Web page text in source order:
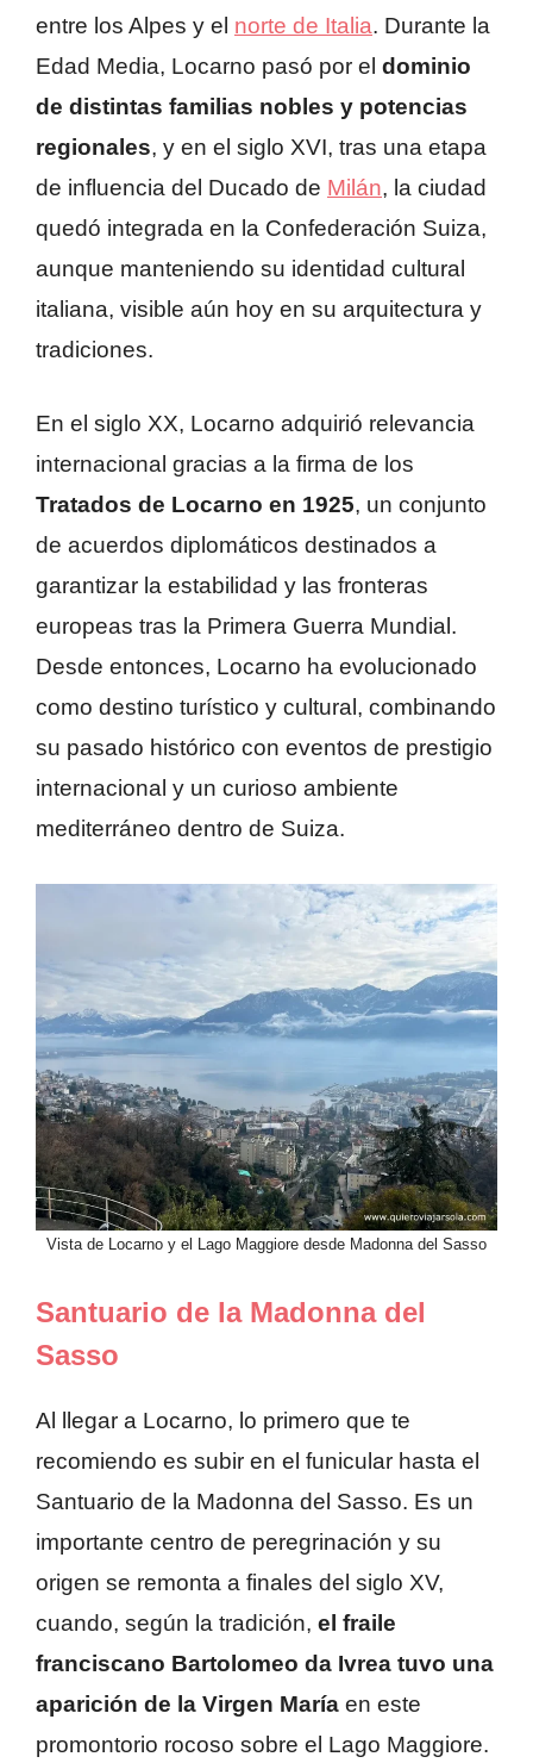
entre los Alpes y el norte de Italia. Durante la
Edad Media, Locarno pasó por el dominio
de distintas familias nobles y potencias
regionales, y en el siglo XVI, tras una etapa
de influencia del Ducado de Milán, la ciudad
quedó integrada en la Confederación Suiza,
aunque manteniendo su identidad cultural
italiana, visible aún hoy en su arquitectura y
tradiciones.
En el siglo XX, Locarno adquirió relevancia
internacional gracias a la firma de los
Tratados de Locarno en 1925, un conjunto
de acuerdos diplomáticos destinados a
garantizar la estabilidad y las fronteras
europeas tras la Primera Guerra Mundial.
Desde entonces, Locarno ha evolucionado
como destino turístico y cultural, combinando
su pasado histórico con eventos de prestigio
internacional y un curioso ambiente
mediterráneo dentro de Suiza.
Vista de Locarno y el Lago Maggiore desde Madonna del Sasso
Santuario de la Madonna del
Sasso
Al llegar a Locarno, lo primero que te
recomiendo es subir en el funicular hasta el
Santuario de la Madonna del Sasso. Es un
importante centro de peregrinación y su
origen se remonta a finales del siglo XV,
cuando, según la tradición, el fraile
franciscano Bartolomeo da Ivrea tuvo una
aparición de la Virgen María en este
promontorio rocoso sobre el Lago Maggiore.